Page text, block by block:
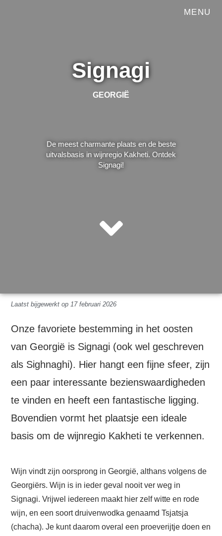
MENU
Signagi
GEORGIË
De meest charmante plaats en de beste
uitvalsbasis in wijnregio Kakheti. Ontdek
Signagi!
Laatst bijgewerkt op 17 februari 2026
Onze favoriete bestemming in het oosten
van Georgië is Signagi (ook wel geschreven
als Sighnaghi). Hier hangt een fijne sfeer, zijn
een paar interessante bezienswaardigheden
te vinden en heeft een fantastische ligging.
Bovendien vormt het plaatsje een ideale
basis om de wijnregio Kakheti te verkennen.
Wijn vindt zijn oorsprong in Georgië, althans volgens de
Georgiërs. Wijn is in ieder geval nooit ver weg in
Signagi. Vrijwel iedereen maakt hier zelf witte en rode
wijn, en een soort druivenwodka genaamd Tsjatsja
(chacha). Je kunt daarom overal een proeverijtje doen en